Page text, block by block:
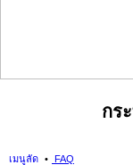
กร
เมนูลัด FAQ